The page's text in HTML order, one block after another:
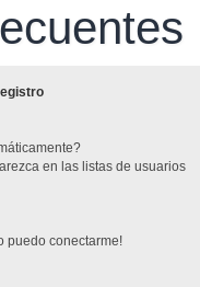
en las listas de usuarios
puedo conectarme!